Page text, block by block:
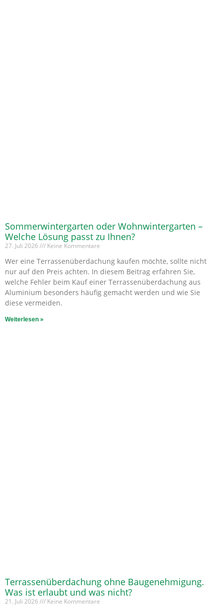
Sommerwintergarten oder Wohnwintergarten –
Welche Lösung passt zu Ihnen?
27. Juli 2026 Keine Kommentare
Wer eine Terrassenüberdachung kaufen möchte, sollte nicht
nur auf den Preis achten. In diesem Beitrag erfahren Sie,
welche Fehler beim Kauf einer Terrassenüberdachung aus
Aluminium besonders häufig gemacht werden und wie Sie
diese vermeiden.
Weiterlesen »
Terrassenüberdachung ohne Baugenehmigung.
Was ist erlaubt und was nicht?
21. Juli 2026 Keine Kommentare